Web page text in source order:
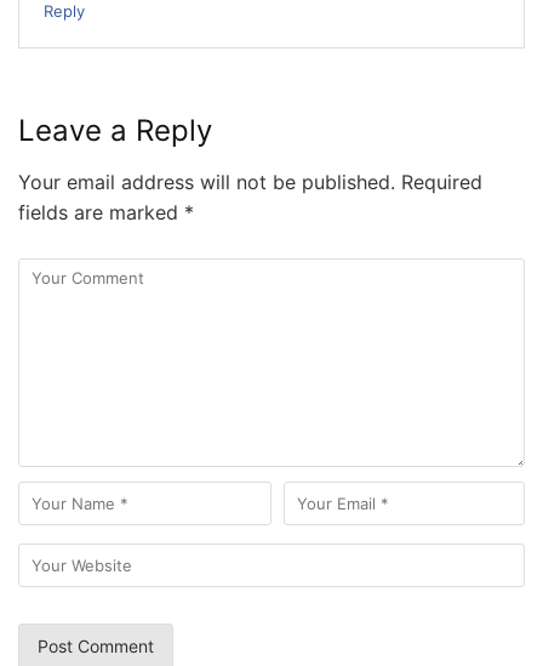
Reply
Leave a Reply
Your email address will not be published. Required
fields are marked *